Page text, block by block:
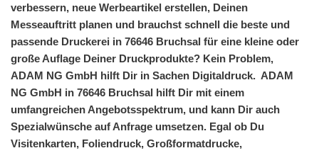
verbessern, neue Werbeartikel erstellen, Deinen
Messeauftritt planen und brauchst schnell die beste und
passende Druckerei in 76646 Bruchsal für eine kleine oder
große Auflage Deiner Druckprodukte? Kein Problem,
ADAM NG GmbH hilft Dir in Sachen Digitaldruck. ADAM
NG GmbH in 76646 Bruchsal hilft Dir mit einem
umfangreichen Angebotsspektrum, und kann Dir auch
Spezialwünsche auf Anfrage umsetzen. Egal ob Du
Visitenkarten, Foliendruck, Großformatdrucke,